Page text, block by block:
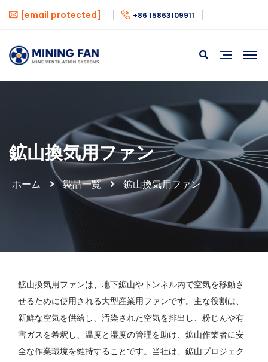
[email protected] +86 15863109911
鉱山換気用ファン
ホーム 製品一覧 鉱山換気用ファン
鉱山換気用ファンは、地下鉱山やトンネル内で空気を移動さ
せるために使用される大型産業用ファンです。主な役割は、
新鮮な空気を供給し、汚染された空気を排出し、粉じんや有
害ガスを希釈し、温度と湿度の管理を助け、鉱山作業者に安
全な作業環境を維持することです。当社は、鉱山プロジェク